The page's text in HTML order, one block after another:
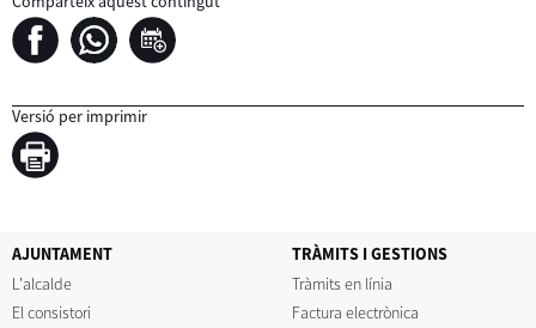
Versió per imprimir
AJUNTAMENT
L'alcalde
El consistori
TRÀMITS I GESTIONS
Tràmits en línia
Factura electrònica